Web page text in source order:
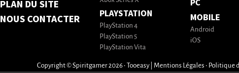
PLAN DU SITE
NOUS CONTACTER
PLAYSTATION
PlayStation 4
PlayStation 5
PlayStation Vita
PC
MOBILE
Android
iOS
Copyright © Spiritgamer 2026 • Tooeasy Mentions Légales • Politique